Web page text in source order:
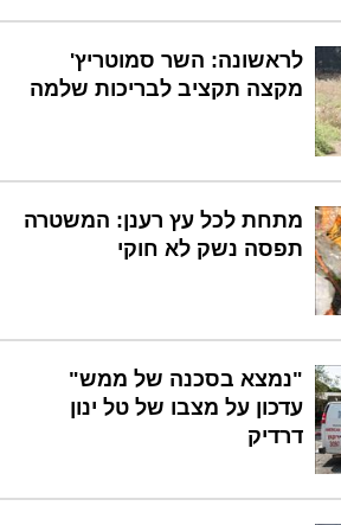
לראשונה: השר סמוטריץ'
מקצה תקציב לבריכות שלמה
מתחת לכל עץ רענן: המשטרה
תפסה נשק לא חוקי
"נמצא בסכנה של ממש"
עדכון על מצבו של טל ינון
דרדיק